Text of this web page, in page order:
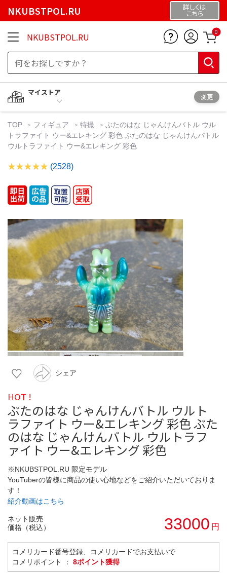
NKUBSTPOL.RU 詳しくは
こちら
NKUBSTPOL.RU 0
マイストア
変更
TOP フィギュア 特撮
ぶたのはな じゃんけんバトル ウル
トラファイト ウー&エレキング 彩色 ぶたのはな じゃんけんバトル
ウルトラファイト ウー&エレキング 彩色
(2528)
シェア
HOT !
ぶたのはな じゃんけんバトル ウルト
ラファイト ウー&エレキング 彩色 ぶた
のはな じゃんけんバトル ウルトラフ
ァイト ウー&エレキング 彩色
※NKUBSTPOL.RU 限定モデル
YouTuberの皆様に商品の使い心地などをご紹介いただいておりま
す！
紹介動画はこちら
ネット販売
価格（税込）
33000 円
コメリカード番号登録、コメリカードでお支払いで
コメリポイント ： 8ポイント獲得